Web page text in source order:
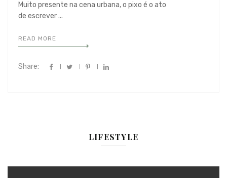
Muito presente na cena urbana, o pixo é o ato
de escrever ...
READ MORE
Share:
LIFESTYLE